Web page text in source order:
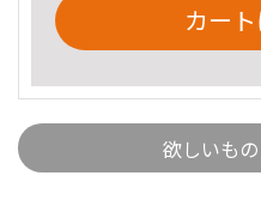
カー
欲しいも